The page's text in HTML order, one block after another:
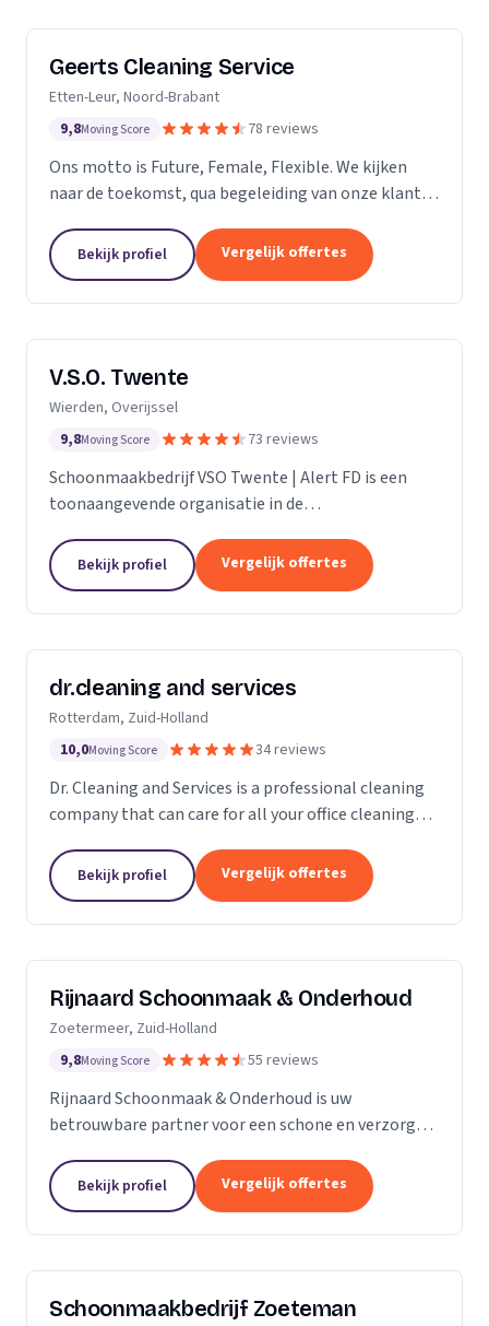
Geerts Cleaning Service
Etten-Leur, Noord-Brabant
9,8Moving Score 78 reviews
Ons motto is Future, Female, Flexible. We kijken
naar de toekomst, qua begeleiding van onze klanten
vrouwelijke ondernemers behandelen wij ons
personeel...
Bekijk profiel Vergelijk offertes
V.S.O. Twente
Wierden, Overijssel
9,8Moving Score 73 reviews
Schoonmaakbedrijf VSO Twente | Alert FD is een
toonaangevende organisatie in de
technieken en moderne machines, onderscheiden
we ons door het leveren van...
Bekijk profiel Vergelijk offertes
dr.cleaning and services
Rotterdam, Zuid-Holland
10,0Moving Score 34 reviews
Dr. Cleaning and Services is a professional cleaning
company that can care for all your office cleaning
general cleaning to deep cleaning, so you can...
Bekijk profiel Vergelijk offertes
Rijnaard Schoonmaak & Onderhoud
Zoetermeer, Zuid-Holland
9,8Moving Score 55 reviews
Rijnaard Schoonmaak & Onderhoud is uw
betrouwbare partner voor een schone en verzorgde
goed georganiseerd schoonmaakbedrijf uit
Zoetermeer, bieden wij...
Bekijk profiel Vergelijk offertes
Schoonmaakbedrijf Zoeteman